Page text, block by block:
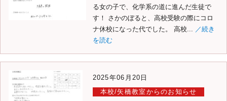
お問い合わせ
る女の子で、化学系の道に進んだ生徒で
す！ さかのぼると、高校受験の際にコロ
ナ休校になった代でした。 高校...
／続き
を読む
2025年06月20日
本校/矢橋教室からのお知らせ